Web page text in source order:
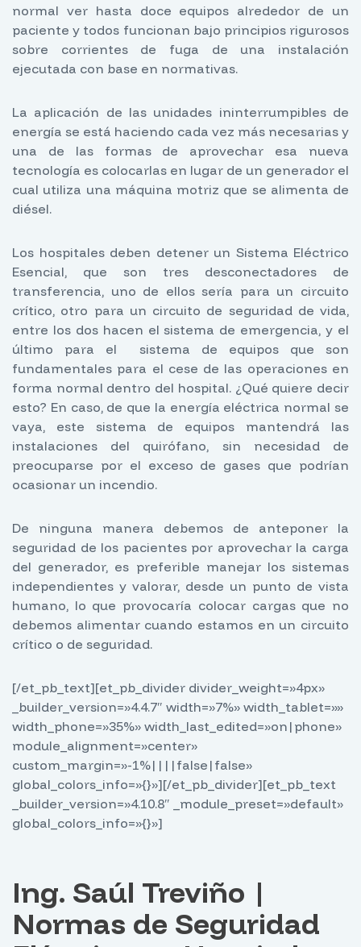
normal ver hasta doce equipos alrededor de un
paciente y todos funcionan bajo principios rigurosos
sobre corrientes de fuga de una instalación
ejecutada con base en normativas.
La aplicación de las unidades ininterrumpibles de
energía se está haciendo cada vez más necesarias y
una de las formas de aprovechar esa nueva
tecnología es colocarlas en lugar de un generador el
cual utiliza una máquina motriz que se alimenta de
diésel.
Los hospitales deben detener un Sistema Eléctrico
Esencial, que son tres desconectadores de
transferencia, uno de ellos sería para un circuito
crítico, otro para un circuito de seguridad de vida,
entre los dos hacen el sistema de emergencia, y el
último para el sistema de equipos que son
fundamentales para el cese de las operaciones en
forma normal dentro del hospital. ¿Qué quiere decir
esto? En caso, de que la energía eléctrica normal se
vaya, este sistema de equipos mantendrá las
instalaciones del quirófano, sin necesidad de
preocuparse por el exceso de gases que podrían
ocasionar un incendio.
De ninguna manera debemos de anteponer la
seguridad de los pacientes por aprovechar la carga
del generador, es preferible manejar los sistemas
independientes y valorar, desde un punto de vista
humano, lo que provocaría colocar cargas que no
debemos alimentar cuando estamos en un circuito
crítico o de seguridad.
[/et_pb_text][et_pb_divider divider_weight=»4px»
_builder_version=»4.4.7″ width=»7%» width_tablet=»»
width_phone=»35%» width_last_edited=»on|phone»
module_alignment=»center»
custom_margin=»-1%||||false|false»
global_colors_info=»{}»][/et_pb_divider][et_pb_text
_builder_version=»4.10.8″ _module_preset=»default»
global_colors_info=»{}»]
Ing. Saúl Treviño |
Normas de Seguridad